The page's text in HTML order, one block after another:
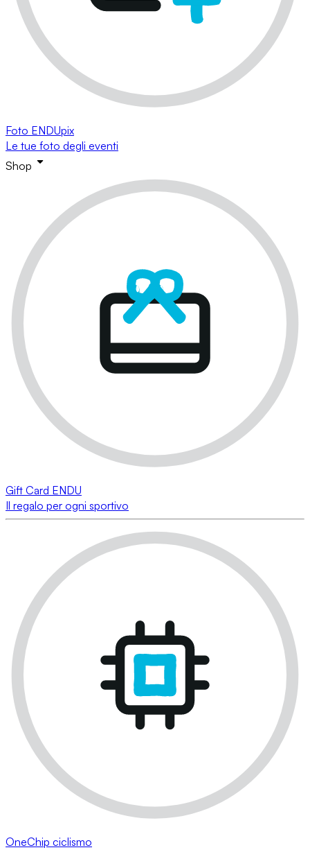
Foto ENDUpix
Le tue foto degli eventi
Shop
Gift Card ENDU
Il regalo per ogni sportivo
OneChip ciclismo